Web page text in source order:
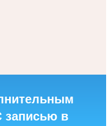
записью в